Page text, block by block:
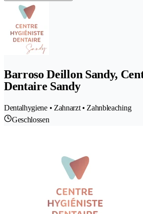
Barroso Deillon Sandy,
Dentaire Sandy
Dentalhygiene • Zahnarzt • Zahnbleaching
Geschlossen